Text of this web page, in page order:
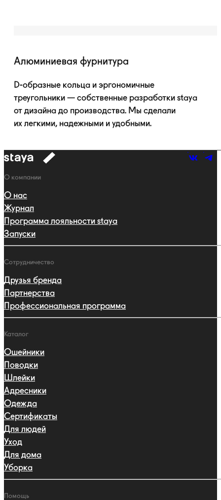
Алюминиевая фурнитура
D-образные кольца и эргономичные
треугольники — собственные разработки staya
от дизайна до производства. Мы сделали
их легкими, надежными и удобными.
к
Навигация
О компании
О нас
Журнал
Программа лояльности staya
Запуски
Сотрудничество
Друзья бренда
Партнерства
Профессиональная программа
Каталог
Ошейники
Поводки
Шлейки
Адресники
Одежда
Сертификаты
Для людей
Уход
Для дома
Уборка
Помощь